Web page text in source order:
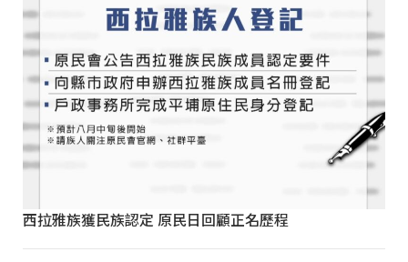
西拉雅族獲民族認定 原民日回顧正名歷程